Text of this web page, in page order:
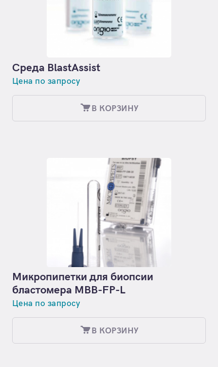
Среда BlastAssist
Цена по запросу
В КОРЗИНУ
Микропипетки для биопсии
бластомера MBB-FP-L
Цена по запросу
В КОРЗИНУ